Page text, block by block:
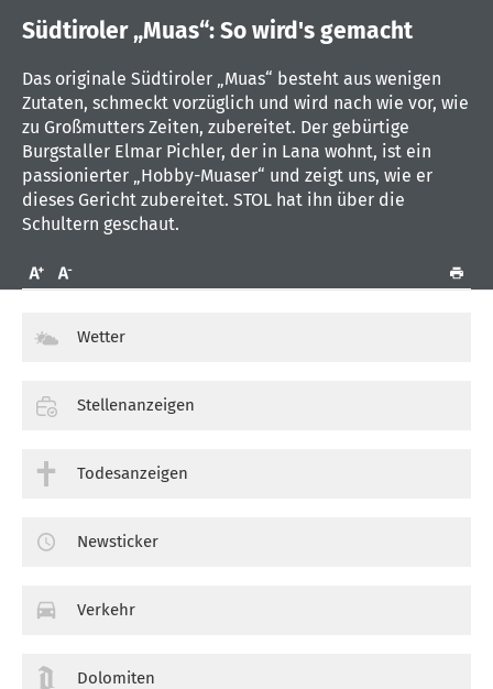
seconds
Südtiroler „Muas“: So wird's gemacht
Das originale Südtiroler „Muas“ besteht aus wenigen
Zutaten, schmeckt vorzüglich und wird nach wie vor, wie
zu Großmutters Zeiten, zubereitet. Der gebürtige
Burgstaller Elmar Pichler, der in Lana wohnt, ist ein
passionierter „Hobby-Muaser“ und zeigt uns, wie er
dieses Gericht zubereitet. STOL hat ihn über die
Schultern geschaut.
Wetter
Stellenanzeigen
Todesanzeigen
Newsticker
Verkehr
Dolomiten